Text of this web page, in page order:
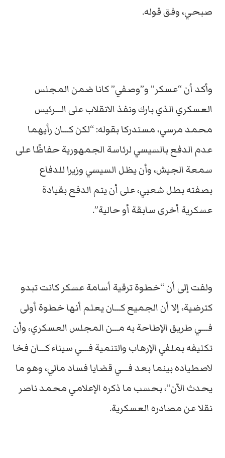
صبحي، وفق قوله.
وأكد أن “عسكر” و”وصفي” كانا ضمن المجلس
العسكري الذي بارك ونفذ الانقلاب على الـــرئيس
محمد مرسي، مستدركا بقوله: “لكن كـــان رأيهما
عدم الدفع بالسيسي لرئاسة الجمهورية حفاظًا على
سمعة الجيش، وأن يظل السيسي وزيرا للدفاع
بصفته بطل شعبي، على أن يتم الدفع بقيادة
عسكرية أخرى سابقة أو حالية”.
ولفت إلى أن “خطوة ترقية أسامة عسكر كانت تبدو
كترضية، إلا أن الجميع كـــان يعلم أنها خطوة أولى
فـــي طريق الإطاحة به مـــن المجلس العسكري، وأن
تكليفه بملفي الإرهاب والتنمية فـــي سيناء كـــان فخا
لاصطياده بينما بعد فـــي قضايا فساد مالي، وهو ما
يحدث الآن”، بحسب ما ذكره الإعلامي محمد ناصر
نقلا عن مصادره العسكرية.